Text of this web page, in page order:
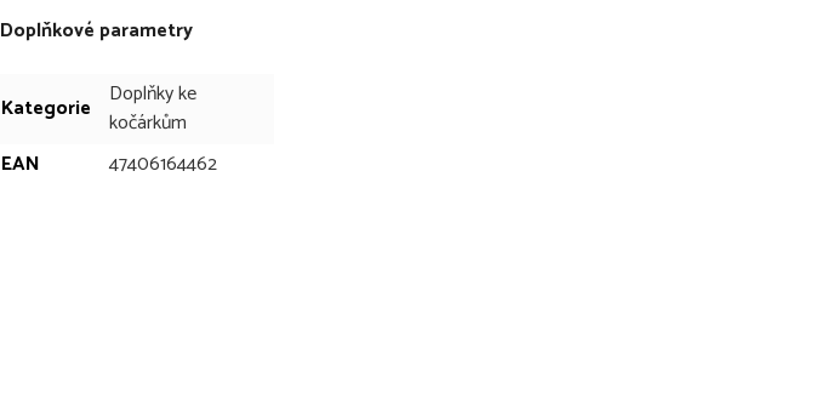
Doplňkové parametry
Kategorie
Doplňky ke
kočárkům
EAN
47406164462